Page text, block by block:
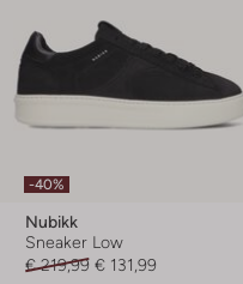
-40%
Nubikk
Sneaker Low
€ 219,99 € 131,99